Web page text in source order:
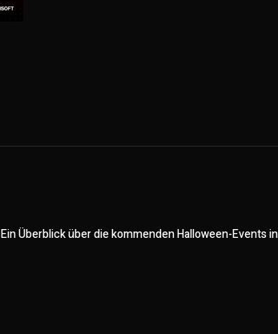
Ein Überblick über die kommenden Halloween-Events